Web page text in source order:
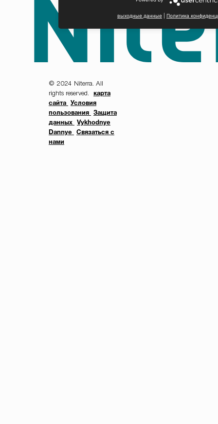
ПЕРЕЙТИ© 2024 Niterra. All
rights reserved.
карта
сайта
Условия
пользования
Защита
данных
Vykhodnye
Dannye
Связаться с
нами
выходные данные Политика